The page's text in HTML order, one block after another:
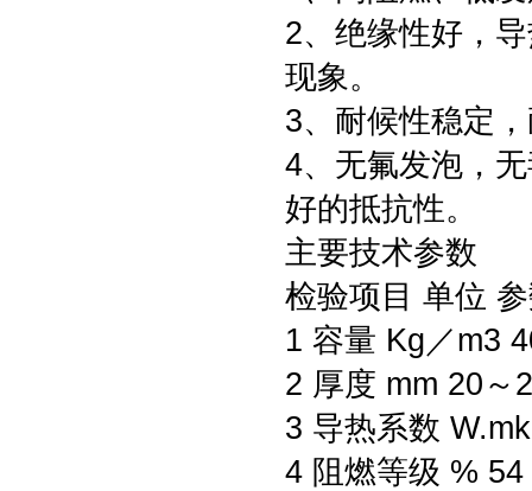
2、绝缘性好，
现象。
3、耐候性稳定
4、无氟发泡，
好的抵抗性。
主要技术参数
检验项目 单位
1 容量 Kg／m3
2 厚度 mm 20～
3 导热系数
4 阻燃等级 %